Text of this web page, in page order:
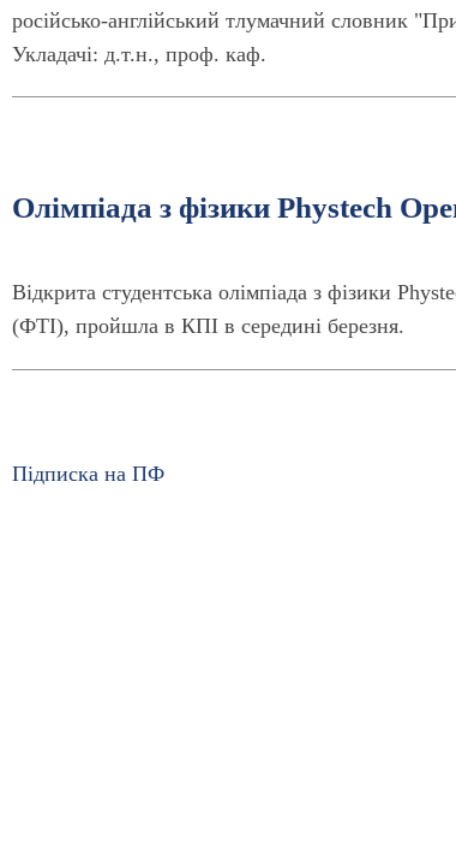
російсько-англійський тлумачний словник
Укладачі: д.т.н., проф. каф.
Олімпіада з фізики Phystech
Відкрита студентська олімпіада з фізики
(ФТІ), пройшла в КПІ в середині березня.
Підписка на ПФ